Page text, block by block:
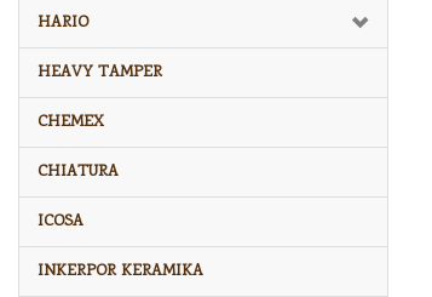
HARIO
HEAVY TAMPER
CHEMEX
CHIATURA
ICOSA
INKERPOR KERAMIKA